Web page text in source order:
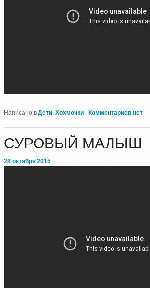
Написано в Дети, Хохмочки Комментариев нет
СУРОВЫЙ МАЛЫШ
28 октября 2015